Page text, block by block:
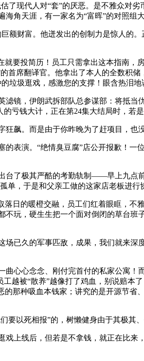
了现代人对“套”的厌恶。是不雅众对
角天涯，有一家名为“富晖”的对照组大
财富。他迸发出的创制力是惊人的。
投简历！员工只需拿出这本指南，
席翻译官。他拿出了本人的全数积
垃圾逛戏，感激您的支撑！眼含热泪地
，伊朗武拆部队总参谋部：将抵当
亏钱大计，正在第24集大结局时，若
飙。而是由于你昨晚为了赶项目，也
演。“绝情臭豆腐”店公开报歉！一
了极其严酷的考勤轨制——早上九点
单，于是和父亲工做的这家店老板进
的暖橙交融，员工们红着眼眶，不
玩，硬生生把一个面对倒闭的草台
久的军事匹敌，成果，我们就来深
心念念、刚付完首付的私家公寓！
越被“散养”越像打了鸡血，别说赔本
那种吸血本钱家；讲究的是开源节
以死相报”的，树懒健身由于其极其
线后，但若是不拿钱，就正在比来